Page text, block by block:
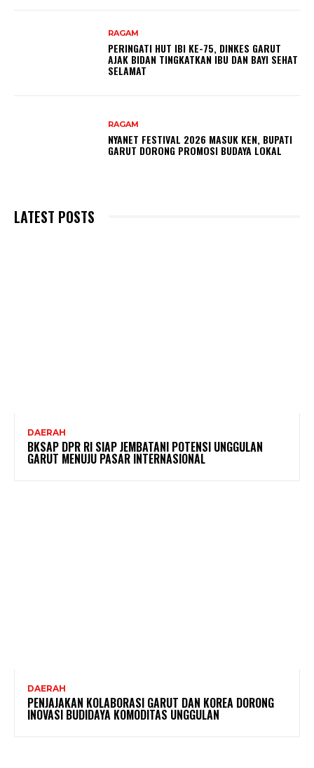
RAGAM
PERINGATI HUT IBI KE-75, DINKES GARUT
AJAK BIDAN TINGKATKAN IBU DAN BAYI SEHAT
SELAMAT
RAGAM
NYANET FESTIVAL 2026 MASUK KEN, BUPATI
GARUT DORONG PROMOSI BUDAYA LOKAL
LATEST POSTS
DAERAH
BKSAP DPR RI SIAP JEMBATANI POTENSI UNGGULAN
GARUT MENUJU PASAR INTERNASIONAL
DAERAH
PENJAJAKAN KOLABORASI GARUT DAN KOREA DORONG
INOVASI BUDIDAYA KOMODITAS UNGGULAN